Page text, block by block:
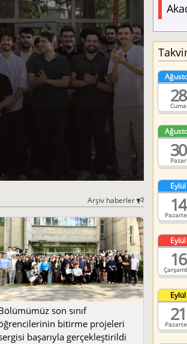
Arşiv haberler
son sınıf
bitirme projeleri
başarıyla gerçekleştirildi
Cuma
28
Pazar
30
Eylül
14
Eylül
16
Eylül
21